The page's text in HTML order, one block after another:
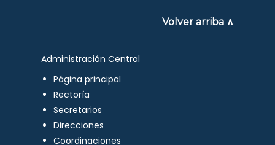
Volver arriba ∧
Administración Central
Página principal
Rectoría
Secretarios
Direcciones
Coordinaciones